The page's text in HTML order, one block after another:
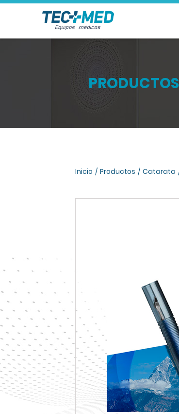
PRODUCTOS
Inicio Productos Catarata